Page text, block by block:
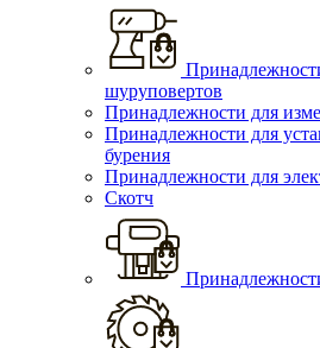
шуруповертов
Принадлежности для
Принадлежности для
бурения
Принадлежности для
Скотч